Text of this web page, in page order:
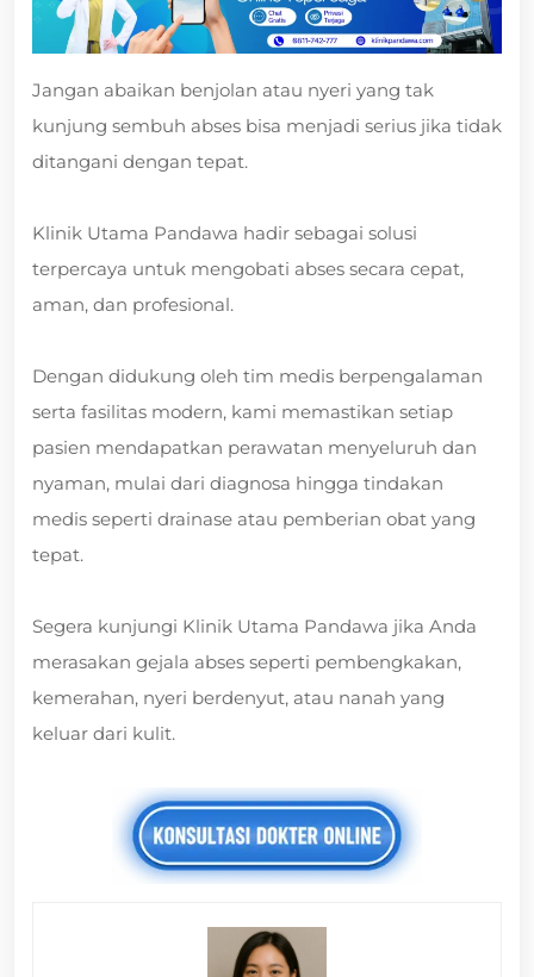
Jangan abaikan benjolan atau nyeri yang tak
kunjung sembuh abses bisa menjadi serius jika tidak
ditangani dengan tepat.
Klinik Utama Pandawa hadir sebagai solusi
terpercaya untuk mengobati abses secara cepat,
aman, dan profesional.
Dengan didukung oleh tim medis berpengalaman
serta fasilitas modern, kami memastikan setiap
pasien mendapatkan perawatan menyeluruh dan
nyaman, mulai dari diagnosa hingga tindakan
medis seperti drainase atau pemberian obat yang
tepat.
Segera kunjungi Klinik Utama Pandawa jika Anda
merasakan gejala abses seperti pembengkakan,
kemerahan, nyeri berdenyut, atau nanah yang
keluar dari kulit.